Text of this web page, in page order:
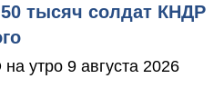
тысяч солдат КНДР
утро 9 августа 2026